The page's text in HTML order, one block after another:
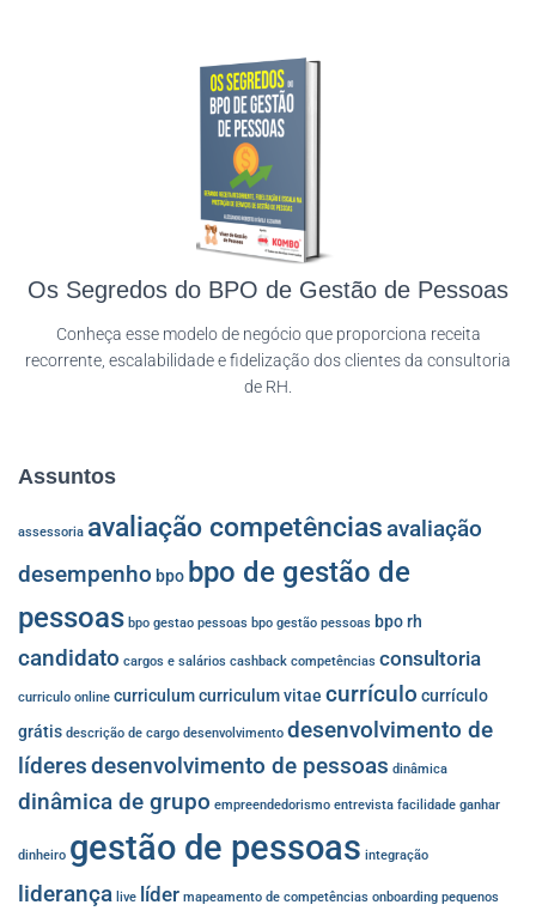
Os Segredos do BPO de Gestão de Pessoas
Conheça esse modelo de negócio que proporciona receita
recorrente, escalabilidade e fidelização dos clientes da consultoria
de RH.
Assuntos
assessoria avaliação competênciasavaliação
desempenho bpo bpo de gestão de
pessoas bpo gestao pessoas bpo gestão pessoas bpo rh
candidato cargos e salários cashback competências consultoria
curriculo online curriculumcurriculum vitae currículo currículo
grátis descrição de cargo desenvolvimento desenvolvimento de
líderesdesenvolvimento de pessoas dinâmica
dinâmica de grupo empreendedorismo entrevista facilidade ganhar
dinheiro gestão de pessoas integração
liderança live líder mapeamento de competências onboarding pequenos